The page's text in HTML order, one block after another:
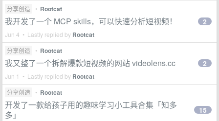
分享创造 • Rootcat
我开发了一个 MCP skills，可以快速分析短视频！
Jun 4 • Lastly replied by Rootcat
2
分享创造 • Rootcat
我又整了一个拆解爆款短视频的网站 videolens.cc
Jun 1 • Lastly replied by Rootcat
2
分享创造 • Rootcat
开发了一款给孩子用的趣味学习小工具合集「知多
多」
15